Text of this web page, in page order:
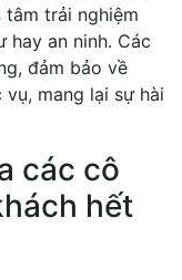
trải nghiệm
hay an ninh. Các
đảm bảo về
mang lại sự hài
các cô
hết